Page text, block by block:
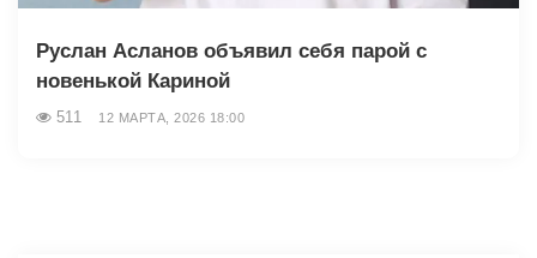
Руслан Асланов объявил себя парой с
новенькой Кариной
511 12 МАРТА, 2026 18:00